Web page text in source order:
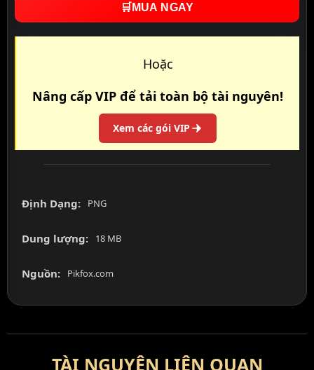
🛒 MUA NGAY
Hoặc
Nâng cấp VIP để tải toàn bộ tài nguyên!
Xem các gói VIP
Định Dạng: PNG
Dung lượng: 18 MB
Nguồn: Pikfox.com
TÀI NGUYÊN LIÊN QUAN